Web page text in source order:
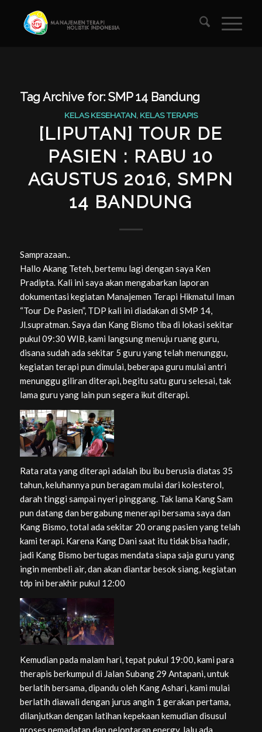
Tag Archive for: SMP 14 Bandung
KELAS KESEHATAN, KELAS TERAPIS
[LIPUTAN] TOUR DE
PASIEN : RABU 10
AGUSTUS 2016, SMPN
14 BANDUNG
Samprazaan..
Hallo Akang Teteh, bertemu lagi dengan saya Ken
Pradipta. Kali ini saya akan mengabarkan laporan
dokumentasi kegiatan Manajemen Terapi Hikmatul Iman
“Tour De Pasien”, TDP kali ini diadakan di SMP 14,
Jl.supratman. Saya dan Kang Bismo tiba di lokasi sekitar
pukul 09:30 WIB, kami langsung menuju ruang guru,
disana sudah ada sekitar 5 guru yang telah menunggu,
kegiatan terapi pun dimulai, beberapa guru mulai antri
menunggu giliran diterapi, begitu satu guru selesai, tak
lama guru yang lain pun segera ikut diterapi.
Rata rata yang diterapi adalah ibu ibu berusia diatas 35
tahun, keluhannya pun beragam mulai dari kolesterol,
darah tinggi sampai nyeri pinggang. Tak lama Kang Sam
pun datang dan bergabung menerapi bersama saya dan
Kang Bismo, total ada sekitar 20 orang pasien yang telah
kami terapi. Karena Kang Dani saat itu tidak bisa hadir,
jadi Kang Bismo bertugas mendata siapa saja guru yang
ingin membeli air, dan akan diantar besok siang, kegiatan
tdp ini berakhir pukul 12:00
Kemudian pada malam hari, tepat pukul 19:00, kami para
therapis berkumpul di Jalan Subang 29 Antapani, untuk
berlatih bersama, dipandu oleh Kang Ashari, kami mulai
berlatih diawali dengan jurus angin 1 gerakan pertama,
dilanjutkan dengan latihan kepekaan kemudian disusul
proses pemadatan dan pelontaran energy, lalu ada